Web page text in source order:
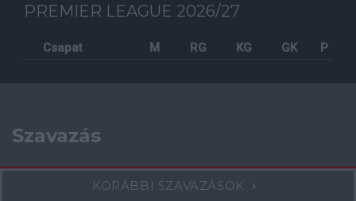
PREMIER LEAGUE 2026/27
Csapat M RG KG GK P
Szavazás
KORÁBBI SZAVAZÁSOK